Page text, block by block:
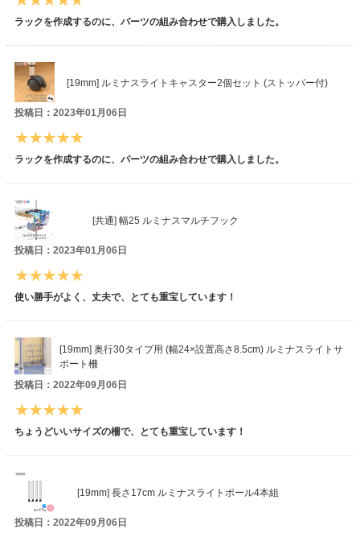
ラックを作成するのに、パーツの組み合わせで購入しました。
[19mm] ルミナスライトキャスター2個セット (ストッパー付)
投稿日：2023年01月06日
ラックを作成するのに、パーツの組み合わせで購入しました。
[共通] 幅25 ルミナスマルチフック
投稿日：2023年01月06日
使い勝手がよく、丈夫で、とても重宝しています！
[19mm] 奥行30タイプ用 (幅24×設置高さ8.5cm) ルミナスライトサ
ポート柵
投稿日：2022年09月06日
ちょうどいいサイズの柵で、とても重宝しています！
[19mm] 長さ17cm ルミナスライトポール4本組
投稿日：2022年09月06日